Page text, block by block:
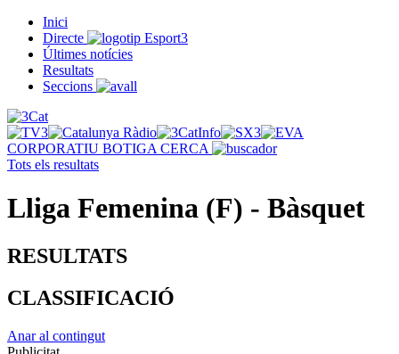
Inici
Directe
Últimes notícies
Resultats
Seccions
CORPORATIU BOTIGA CERCA
Tots els resultats
Lliga Femenina (F) - Bàsquet
RESULTATS
CLASSIFICACIÓ
Anar al contingut